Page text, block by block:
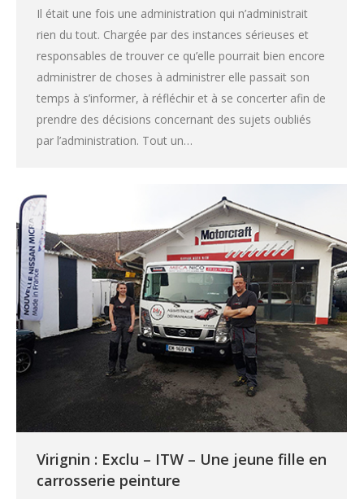
Il était une fois une administration qui n’administrait
rien du tout. Chargée par des instances sérieuses et
responsables de trouver ce qu’elle pourrait bien encore
administrer de choses à administrer elle passait son
temps à s’informer, à réfléchir et à se concerter afin de
prendre des décisions concernant des sujets oubliés
par l’administration. Tout un…
Virignin : Exclu – ITW – Une jeune fille en
carrosserie peinture